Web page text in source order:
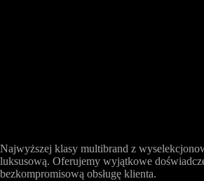
Najwyższej klasy multibrand z
luksusową. Oferujemy wyjątkowe
bezkompromisową obsługę klienta.